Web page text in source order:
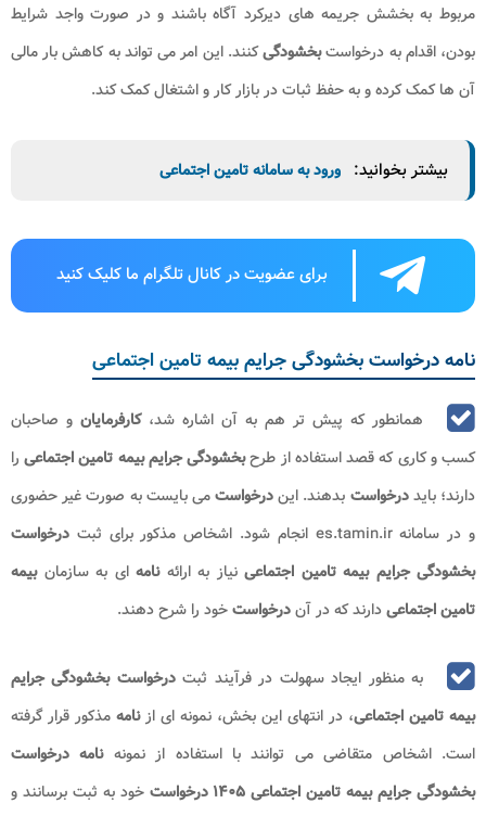
مربوط به بخشش جریمه های دیرکرد آگاه باشند و در صورت واجد شرایط
بودن، اقدام به درخواستبخشودگیکنند. این امر می تواند به کاهش بار مالی
آن ها کمک کرده و به حفظ ثبات در بازار کار و اشتغال کمک کند.
بیشتر بخوانید: ورود به سامانه تامین اجتماعی
برای عضویت در کانال تلگرام ما کلیک کنید
نامه درخواست بخشودگی جرایم بیمه تامین اجتماعی
همانطور که پیش تر هم به آن اشاره شد،کارفرمایان و صاحبان
کسب و کاری که قصد استفاده از طرحبخشودگی جرایم بیمه تامین اجتماعیرا
دارند؛ بایددرخواست بدهند. ایندرخواستمی بایست به صورت غیر حضوری
و در سامانه es.tamin.ir انجام شود. اشخاص مذکور برای ثبت
درخواست
بخشودگی جرایم بیمه تامین اجتماعی نیاز به ارائهنامهای به سازمانبیمه
تامین اجتماعیدارند که در آندرخواستخود را شرح دهند.
به منظور ایجاد سهولت در فرآیند ثبتدرخواست بخشودگی جرایم
بیمه تامین اجتماعی، در انتهای این بخش، نمونه ای ازنامه مذکور قرار گرفته
است. اشخاص متقاضی می توانند با استفاده از نمونهنامه درخواست
بخشودگی جرایم بیمه تامین اجتماعی ۱۴۰۵ درخواستخود به ثبت برسانند و